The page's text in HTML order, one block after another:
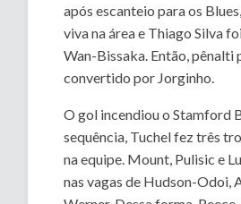
após escanteio para os
viva na área e Thiago Silva
Wan-Bissaka. Então, pênalti
convertido por Jorginho.
O gol incendiou o Stamford
sequência, Tuchel fez três
na equipe. Mount, Pulisic e
nas vagas de Hudson-Odoi,